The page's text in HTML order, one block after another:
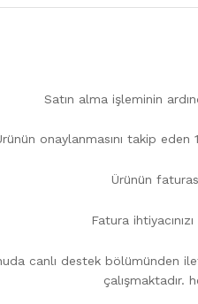
Satın alma işleminin
onaylanmasını takip
Ürünün
Fatura
canlı destek bölümünden
çalışmaktadır.